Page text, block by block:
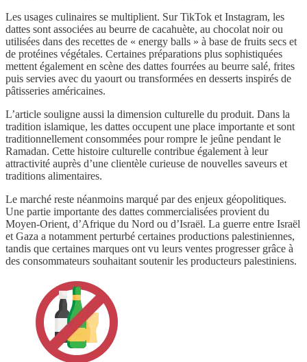
Les usages culinaires se multiplient. Sur TikTok et Instagram, les
dattes sont associées au beurre de cacahuète, au chocolat noir ou
utilisées dans des recettes de « energy balls » à base de fruits secs et
de protéines végétales. Certaines préparations plus sophistiquées
mettent également en scène des dattes fourrées au beurre salé, frites
puis servies avec du yaourt ou transformées en desserts inspirés de
pâtisseries américaines.
L’article souligne aussi la dimension culturelle du produit. Dans la
tradition islamique, les dattes occupent une place importante et sont
traditionnellement consommées pour rompre le jeûne pendant le
Ramadan. Cette histoire culturelle contribue également à leur
attractivité auprès d’une clientèle curieuse de nouvelles saveurs et
traditions alimentaires.
Le marché reste néanmoins marqué par des enjeux géopolitiques.
Une partie importante des dattes commercialisées provient du
Moyen-Orient, d’Afrique du Nord ou d’Israël. La guerre entre Israël
et Gaza a notamment perturbé certaines productions palestiniennes,
tandis que certaines marques ont vu leurs ventes progresser grâce à
des consommateurs souhaitant soutenir les producteurs palestiniens.